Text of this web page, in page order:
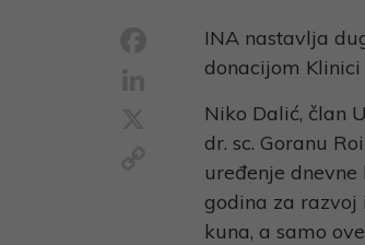
Facebook
LinkedIn
Copy
Link
INA nastavlja
donacijom
Niko Dalić, član
dr. sc. Goranu
uređenje
godina za
kuna, a samo